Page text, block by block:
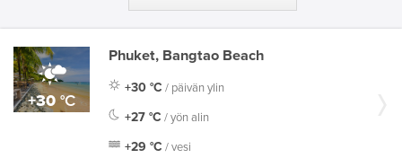
+30 °C
Phuket, Bangtao Beach
+30 °C / päivän ylin
+27 °C / yön alin
+29 °C / vesi